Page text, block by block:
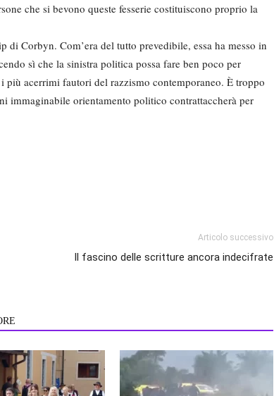
che si bevono queste fesserie costituiscono proprio la
di Corbyn. Com’era del tutto prevedibile, essa ha messo in
sì che la sinistra politica possa fare ben poco per
più acerrimi fautori del razzismo contemporaneo. È troppo
immaginabile orientamento politico contrattaccherà per
Articolo successivo
Il fascino delle scritture ancora indecifrate